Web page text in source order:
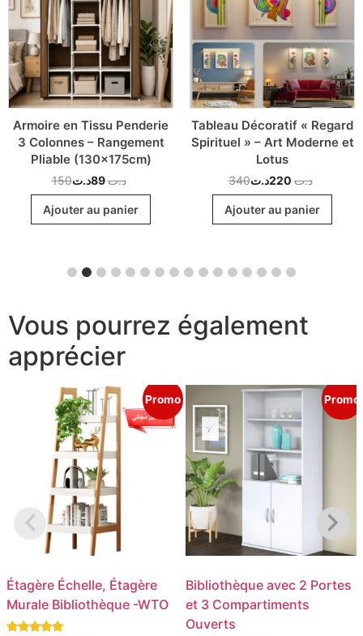
Armoire en Tissu Penderie
3 Colonnes – Rangement
Pliable (130x175cm)
150 د.ت89د.ت
Ajouter au panier
Tableau Décoratif « Regard
Spirituel » – Art Moderne et
Lotus
340 د.ت 220د.ت
Ajouter au panier
Vous pourrez également
apprécier
Promo
Étagère Échelle, Étagère
Murale Bibliothèque -WTO
Promo
Bibliothèque avec 2 Portes
et 3 Compartiments
Ouverts